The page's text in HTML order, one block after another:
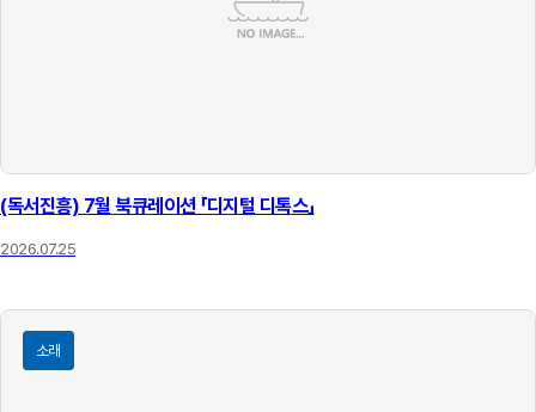
(독서진흥) 7월 북큐레이션 「디지털 디톡스」
2026.07.25
소래